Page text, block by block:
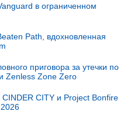
в ограниченном
Path, вдохновленная
приговора за утечки по
Zenless Zone Zero
CITY и Project Bonfire